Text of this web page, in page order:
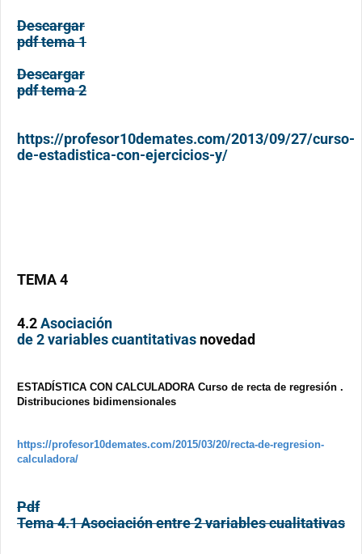
Descargar
pdf tema 1
Descargar
pdf tema 2
https://profesor10demates.com/2013/09/27/curso-
de-estadistica-con-ejercicios-y/
TEMA 4
4.2Asociación
de 2 variables cuantitativas novedad
ESTADÍSTICA CON CALCULADORA Curso de recta de regresión .
Distribuciones bidimensionales
https://profesor10demates.com/2015/03/20/recta-de-regresion-
calculadora/
Pdf
Tema 4.1 Asociación entre 2 variables cualitativas